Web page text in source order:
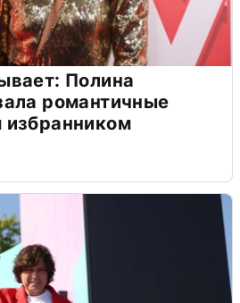
Полина
романтичные